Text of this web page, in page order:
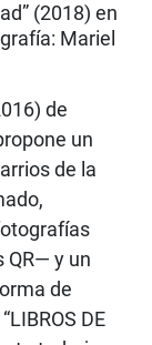
(2018) en
Mariel
de
un
de la
QR— y un
de
DE